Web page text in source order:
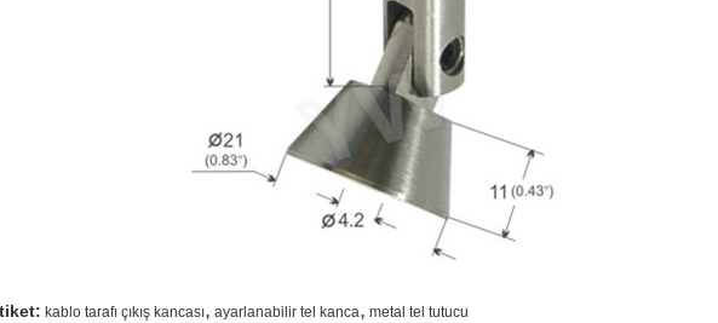
kablo tarafı çıkış kancası, ayarlanabilir tel kanca, metal tel tutucu